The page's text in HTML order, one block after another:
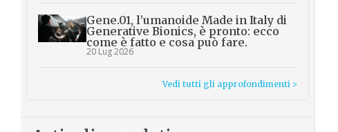
Gene.01, l’umanoide Made in Italy di
Generative Bionics, è pronto: ecco
come è fatto e cosa può fare.
20 Lug 2026
Vedi tutti gli approfondimenti >